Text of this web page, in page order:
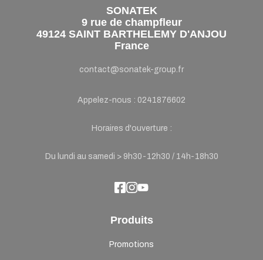
SONATEK
9 rue de champfleur
49124 SAINT BARTHELEMY D'ANJOU
France
contact@sonatek-group.fr
Appelez-nous : 0241876602
Horaires d'ouverture :
Du lundi au samedi > 9h30-12h30 / 14h-18h30
Produits
Promotions